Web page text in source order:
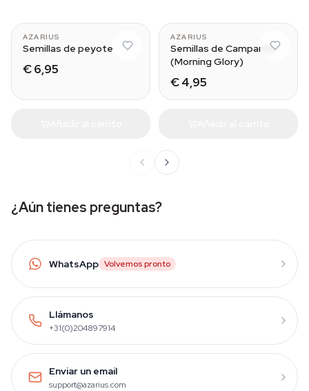
AZARIUS
Semillas de peyote
€ 6,95
AZARIUS
Semillas de Campanilla
(Morning Glory)
€ 4,95
¿Aún tienes preguntas?
WhatsApp Volvemos pronto
Llámanos
+31(0)204897914
Enviar un email
support@azarius.com